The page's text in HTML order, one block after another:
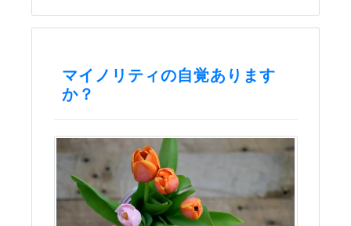
マイノリティの自覚あります
か？